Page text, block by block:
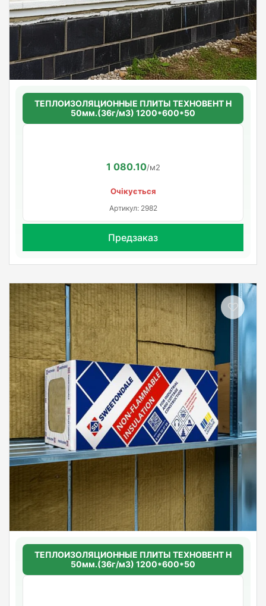
ТЕПЛОИЗОЛЯЦИОННЫЕ ПЛИТЫ ТЕХНОВЕНТ Н
50мм.(36г/м3) 1200*600*50
1 080.10/м2
Очікується
Артикул: 2982
Предзаказ
ТЕПЛОИЗОЛЯЦИОННЫЕ ПЛИТЫ ТЕХНОВЕНТ Н
50мм.(36г/м3) 1200*600*50